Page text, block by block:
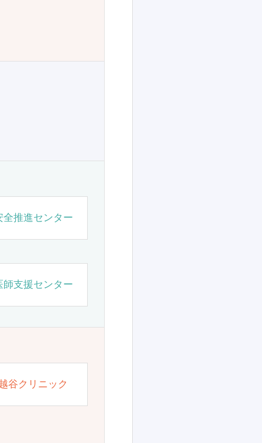
全推進センター
師支援センター
谷クリニック